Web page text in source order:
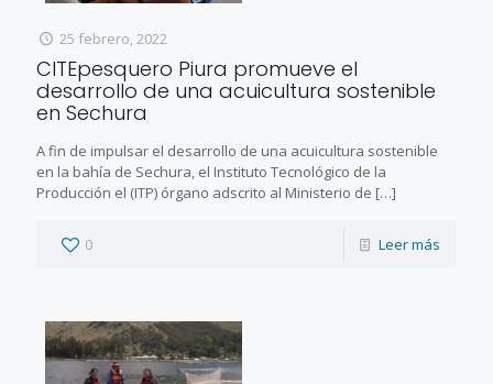
25 febrero, 2022
CITEpesquero Piura promueve el
desarrollo de una acuicultura sostenible
en Sechura
A fin de impulsar el desarrollo de una acuicultura sostenible
en la bahía de Sechura, el Instituto Tecnológico de la
Producción el (ITP) órgano adscrito al Ministerio de […]
0 Leer más